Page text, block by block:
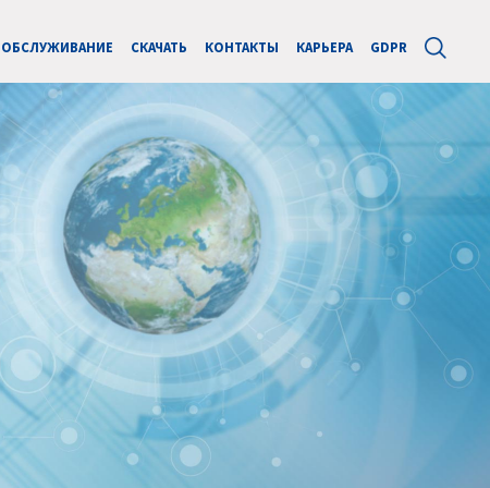
ОБСЛУЖИВАНИЕ СКАЧАТЬ КОНТАКТЫ КАРЬЕРА GDPR
Next